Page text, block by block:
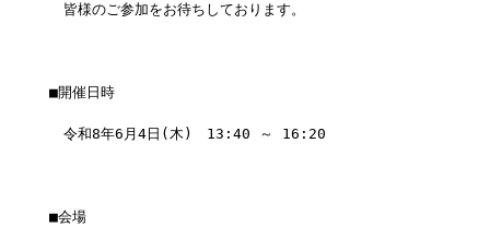
皆様のご参加をお待ちしております。
■開催日時
令和8年6月4日(木)　13:40 ～ 16:20
■会場